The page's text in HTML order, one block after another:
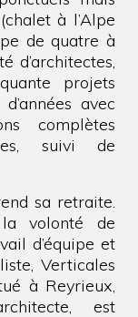
à l’Alpe
de quatre à
d’architectes,
projets
avec
complètes
suivi de
sa retraite.
volonté de
d’équipe et
Verticales
à Reyrieux,
est